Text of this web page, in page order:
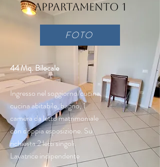
Appartamento 1
FOTO
44 Mq. Bilocale
Ingresso nel soggiorno/cucina,
cucina abitabile, bagno, 1
camera da letto matrimoniale
con doppia esposizione. Su
richiesta 2 letti singoli.
Lavatrice indipendente